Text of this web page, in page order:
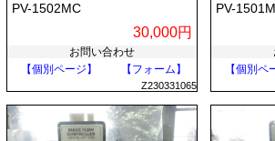
PV-1502MC
30,000円
お問い合わせ
【個別ページ】
【フォーム】
Z230331065
PV-
【個別ペ